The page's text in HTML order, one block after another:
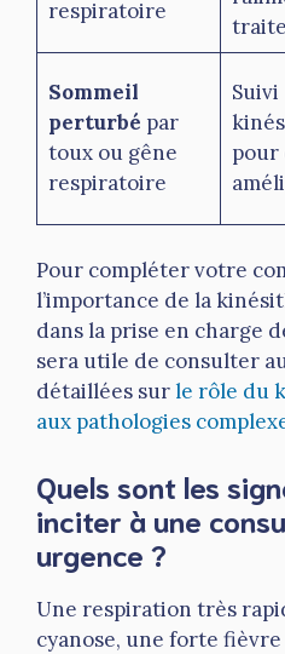
respiratoire
Sommeil
perturbé par
toux ou gêne
respiratoire
Suivi
pour
Pour compléter votre
l’importance de la
dans la prise en charge
sera utile de consulter
détaillées surle rôle du
aux pathologies
Quels sont les
inciter à une
urgence ?
Une respiration très
cyanose, une forte